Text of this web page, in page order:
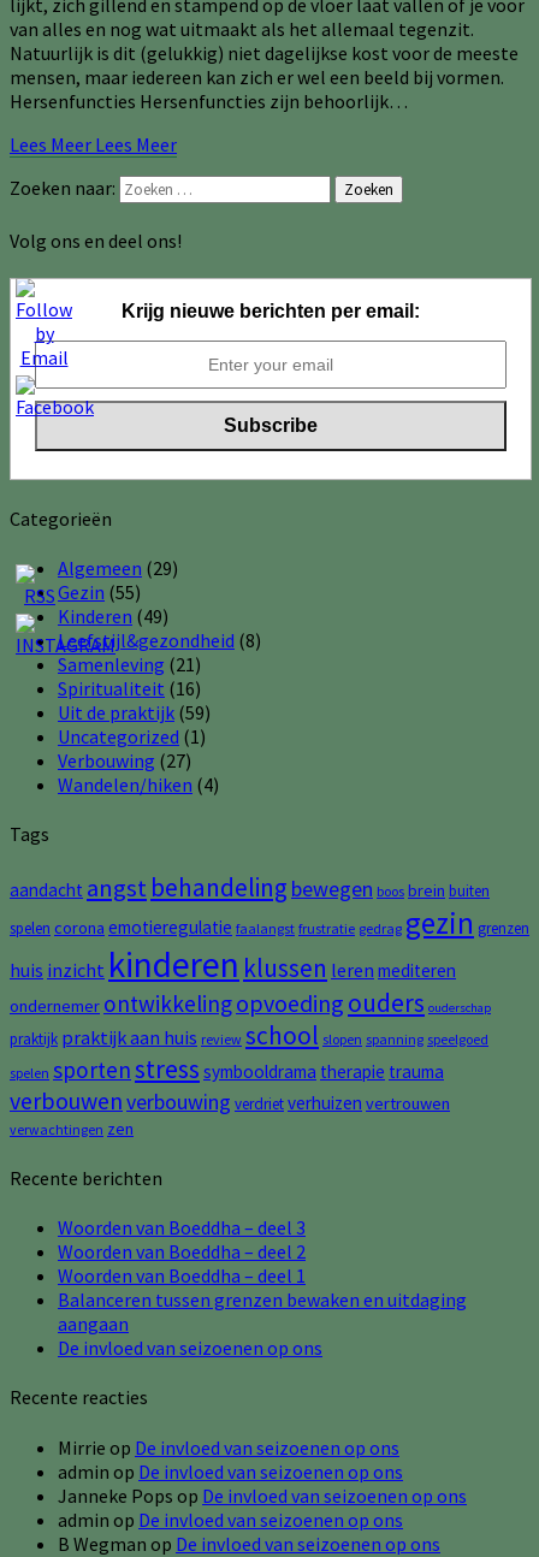
van alles en nog wat uitmaakt als het allemaal tegenzit.
Natuurlijk is dit (gelukkig) niet dagelijkse kost voor de meeste
mensen, maar iedereen kan zich er wel een beeld bij vormen.
Hersenfuncties Hersenfuncties zijn behoorlijk…
Lees Meer Lees Meer
Zoeken naar:
Zoeken
Volg ons en deel ons!
Krijg nieuwe berichten per email:
Categorieën
Algemeen (29)
Gezin (55)
Kinderen (49)
Leefstijl&gezondheid (8)
Samenleving (21)
Spiritualiteit (16)
Uit de praktijk (59)
Uncategorized (1)
Verbouwing (27)
Wandelen/hiken (4)
Tags
aandacht angst behandeling bewegen boos brein buiten
spelen corona emotieregulatie faalangst frustratie gedrag gezin grenzen
huis inzicht kinderen klussen leren mediteren
ondernemer ontwikkelingopvoeding ouders ouderschap
praktijk praktijk aan huis review school slopen spanning speelgoed
spelen sportenstress symbooldrama therapie trauma
verbouwenverbouwing verdrietverhuizen vertrouwen
verwachtingen zen
Recente berichten
Woorden van Boeddha – deel 3
Woorden van Boeddha – deel 2
Woorden van Boeddha – deel 1
Balanceren tussen grenzen bewaken en uitdaging
aangaan
De invloed van seizoenen op ons
Recente reacties
Mirrie op De invloed van seizoenen op ons
admin op De invloed van seizoenen op ons
Janneke Pops op De invloed van seizoenen op ons
admin op De invloed van seizoenen op ons
B Wegman op De invloed van seizoenen op ons